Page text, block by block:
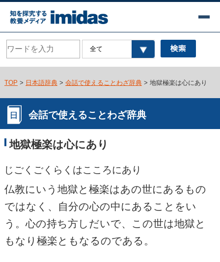
TOP > 日本語辞典> 会話で使えることわざ辞典> 地獄極楽は心にあり
会話で使えることわざ辞典
地獄極楽は心にあり
じごくごくらくはこころにあり
仏教にいう地獄と極楽はあの世にあるもの
ではなく、自分の心の中にあることをい
う。心の持ち方しだいで、この世は地獄と
もなり極楽ともなるのである。